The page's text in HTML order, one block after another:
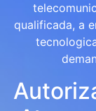
qualificada, a